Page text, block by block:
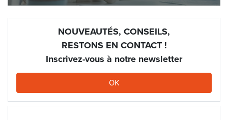
NOUVEAUTÉS, CONSEILS,
RESTONS EN CONTACT !
Inscrivez-vous à notre newsletter
OK